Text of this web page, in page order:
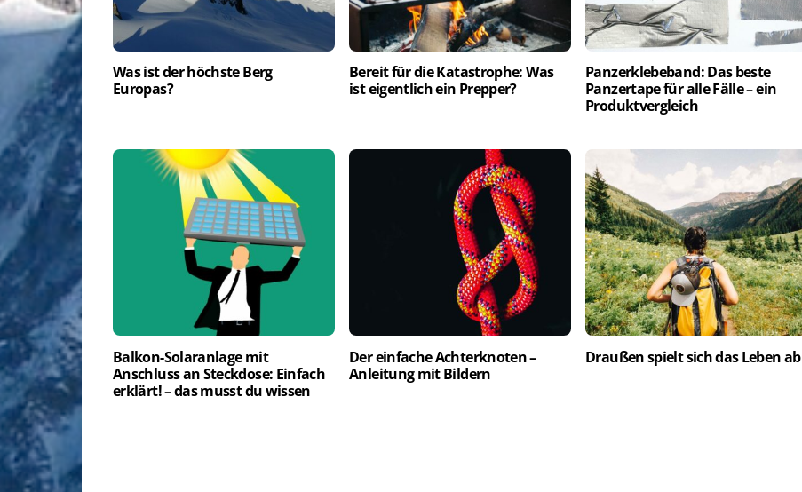
Was ist der höchste Berg
Europas?
Bereit für die Katastrophe: Was
ist eigentlich ein Prepper?
Panzerklebeband: Das beste
Panzertape für alle Fälle – ein
Produktvergleich
Balkon-Solaranlage mit
Anschluss an Steckdose: Einfach
erklärt! – das musst du wissen
Der einfache Achterknoten –
Anleitung mit Bildern
Draußen spielt sich das Leben ab